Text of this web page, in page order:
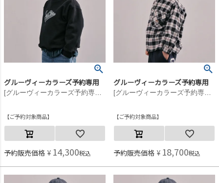
グルーヴィーカラーズ予約専用
[グルーヴィーカラーズ予約専用] ソフトキモウチェック buddy シャツ【9月入荷予定】 8GNグリーン
ご予約対象商品
予約販売価格 ¥ 14,300税込
グルーヴィーカラーズ予約専用
[グルーヴィーカラーズ予約専用] ソフトキモウチェック buddy シャツ【9月入荷予定】 2BK黒
ご予約対象商品
予約販売価格 ¥ 18,700税込